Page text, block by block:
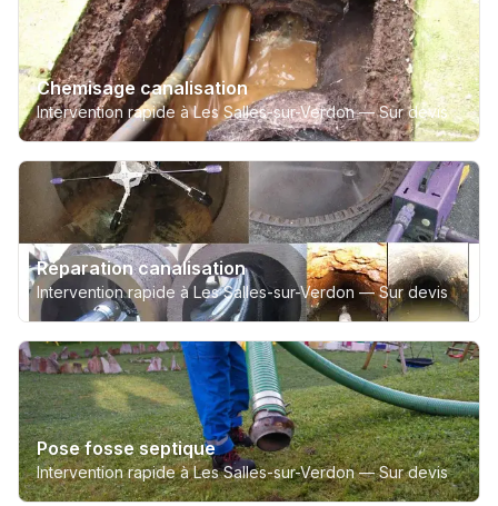
Chemisage canalisation
Intervention rapide à Les Salles-sur-Verdon —Sur devis
Réparation canalisation
Intervention rapide à Les Salles-sur-Verdon —Sur devis
Pose fosse septique
Intervention rapide à Les Salles-sur-Verdon —Sur devis